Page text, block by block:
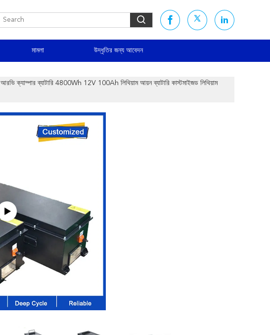
মামলা উদ্ধৃতির জন্য আবেদন
ক্যাম্পার ব্যাটারি 4800Wh 12V 100Ah লিথিয়াম আয়ন ব্যাটারি কাস্টমাইজড লিথিয়াম